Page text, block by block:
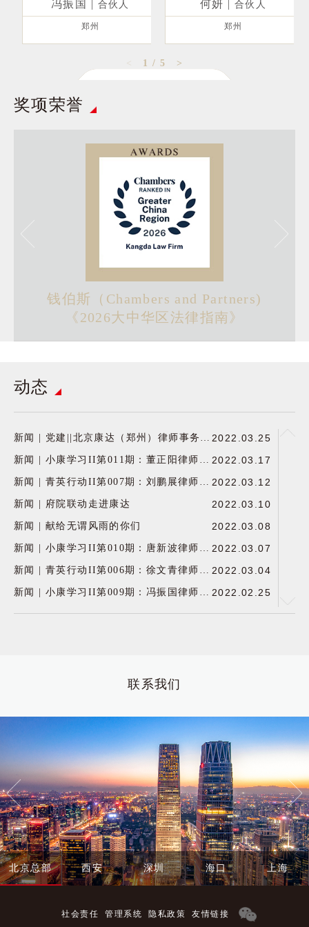
冯振国 合伙人
郑州
何妍 合伙人
郑州
< 1 /5 >
奖项荣誉
钱伯斯（Chambers and Partners)
《2026大中华区法律指南》
动态
新闻 | 动态II 我所冯振国律师应邀为我省申请律师执业人员授课 2021.07.19
新闻 | 党建||北京康达（郑州）律师事务所组织学习两会精神 2022.03.25
新闻 | 小康学习II第011期：董正阳律师分享“刑事控告、报案、举报之流程及救济与建议” 2022.03.17
新闻 | 青英行动II第007期：刘鹏展律师主讲《企业合规管理指引-假期与工伤》 2022.03.12
新闻 | 府院联动走进康达 2022.03.10
新闻 | 献给无谓风雨的你们 2022.03.08
新闻 | 小康学习II第010期：唐新波律师分享“青年律师成长之路” 2022.03.07
新闻 | 青英行动II第006期：徐文青律师主讲《律师事务所财税合规》 2022.03.04
新闻 | 小康学习II第009期：冯振国律师分享“辩护思路的形成” 2022.02.25
新闻 | 稚虎乘风 谋定后动II 康达（郑州）律师事务所2021年度总结及表彰会议圆满召开 2022.01.20
新闻 | 党建||北京康达（郑州）律师事务所组织学习两会精神 2022.03.25
新闻 | 小康学习II第011期：董正阳律师分享“刑事控告、报案、举报之流程及救济与建议” 2022.03.17
新闻 | 青英行动II第007期：刘鹏展律师主讲《企业合规管理指引-假期与工伤》 2022.03.12
新闻 | 府院联动走进康达 2022.03.10
新闻 | 献给无谓风雨的你们 2022.03.08
联系我们
北京总部 西安 深圳 海口 上海
社会责任 管理系统 隐私政策 友情链接